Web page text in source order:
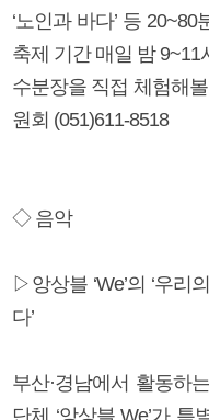
‘노인과 바다’ 등
축제 기간 매일 밤
수분장을 직접 체험해
원회 (051)611-8518
◇ 음악
▷앙상블 ‘We’의 ‘우리
다’
부산·경남에서 활동하
단체 ‘앙상블 We’가